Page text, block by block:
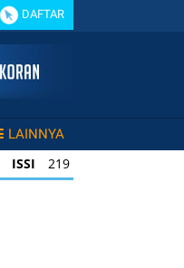
DAFTAR
LAINNYA
ISSI 219 -0,63
ISSI 219 -0,63